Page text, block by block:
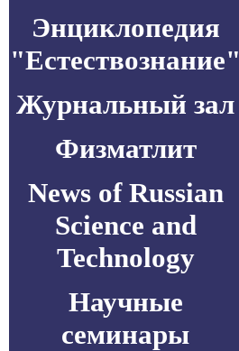
Энциклопедия
"Естествознание"
Журнальный зал
Физматлит
News of Russian
Science and
Technology
Научные
семинары